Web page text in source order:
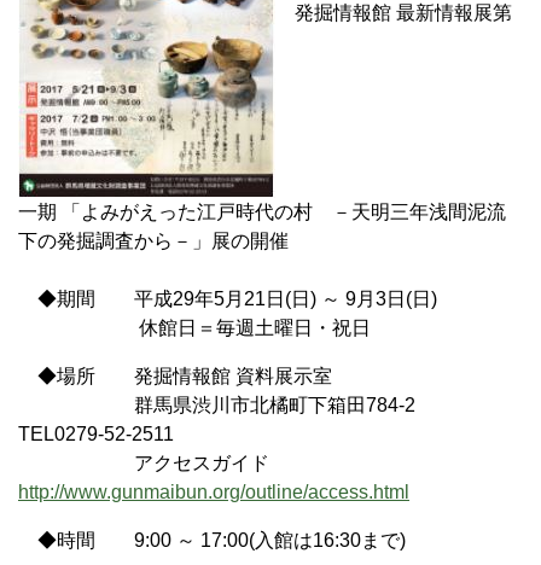
発掘情報館 最新情報展第
一期 「よみがえった江戸時代の村 －天明三年浅間泥流
下の発掘調査から－」展の開催
◆期間 平成29年5月21日(日) ～ 9月3日(日)
休館日＝毎週土曜日・祝日
◆場所 発掘情報館 資料展示室
群馬県渋川市北橘町下箱田784-2
TEL0279-52-2511
アクセスガイド
http://www.gunmaibun.org/outline/access.html
◆時間 9:00 ～ 17:00(入館は16:30まで)